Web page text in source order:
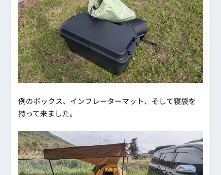
例のボックス、インフレーターマット、そして寝袋を
持って来ました。